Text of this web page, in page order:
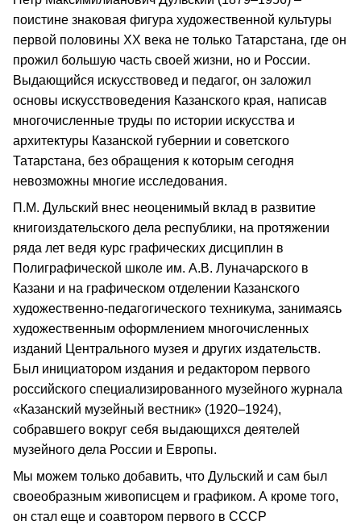
поистине знаковая фигура художественной культуры
первой половины ХХ века не только Татарстана, где он
прожил большую часть своей жизни, но и России.
Выдающийся искусствовед и педагог, он заложил
основы искусствоведения Казанского края, написав
многочисленные труды по истории искусства и
архитектуры Казанской губернии и советского
Татарстана, без обращения к которым сегодня
невозможны многие исследования.
П.М. Дульский внес неоценимый вклад в развитие
книгоиздательского дела республики, на протяжении
ряда лет ведя курс графических дисциплин в
Полиграфической школе им. А.В. Луначарского в
Казани и на графическом отделении Казанского
художественно-педагогического техникума, занимаясь
художественным оформлением многочисленных
изданий Центрального музея и других издательств.
Был инициатором издания и редактором первого
российского специализированного музейного журнала
«Казанский музейный вестник» (1920–1924),
собравшего вокруг себя выдающихся деятелей
музейного дела России и Европы.
Мы можем только добавить, что Дульский и сам был
своеобразным живописцем и графиком. А кроме того,
он стал еще и соавтором первого в СССР